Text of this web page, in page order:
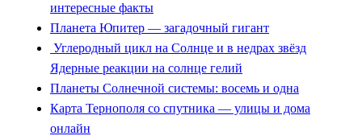
интересные факты
Планета Юпитер — загадочный гигант
Углеродный цикл на Солнце и в недрах звёзд
Ядерные реакции на солнце гелий
Планеты Солнечной системы: восемь и одна
Карта Тернополя со спутника — улицы и дома
онлайн